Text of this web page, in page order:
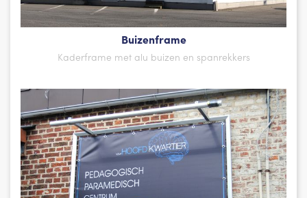
Buizenframe
Kaderframe met alu buizen en spanrekkers